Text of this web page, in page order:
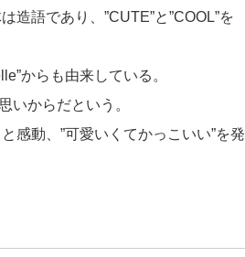
造語であり、”CUTE”と”COOL”を
からも由来している。
いからだという。
感動、”可愛いくてかっこいい”を発